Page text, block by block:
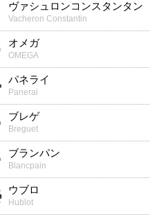
ヴァシュロンコンスタンタン
Vacheron Constantin
オメガ
OMEGA
パネライ
Panerai
ブレゲ
Breguet
ブランパン
Blancpain
ウブロ
Hublot